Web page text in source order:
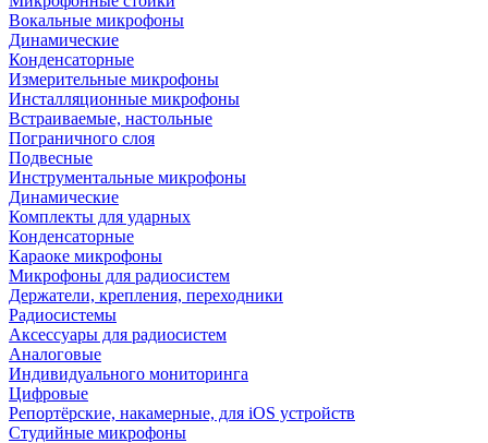
Вокальные микрофоны
Динамические
Конденсаторные
Измерительные микрофоны
Инсталляционные микрофоны
Встраиваемые, настольные
Пограничного слоя
Подвесные
Инструментальные микрофоны
Динамические
Комплекты для ударных
Конденсаторные
Караоке микрофоны
Микрофоны для радиосистем
Держатели, крепления, переходники
Радиосистемы
Аксессуары для радиосистем
Аналоговые
Индивидуального мониторинга
Цифровые
Репортёрские, накамерные, для iOS устройств
Студийные микрофоны